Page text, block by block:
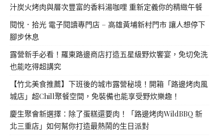
汁炭火烤肉與層次豐富的香料湯咖哩 重新定義你的精緻午餐
閱悅．拾光 電子閱讀專門店 – 高雄黃埔新村門市 讓人想停下
腳步休息
露營新手必看！羅東路邊商店打造五星級野炊饗宴，免切免洗
也能吃得超講究
【竹北美食推薦】下班後的城市露營秘境！開箱「路邊烤肉風
城店」超Chill聚餐空間，免裝備也能享受野炊樂趣！
慶生聚會新選擇：除了蛋糕還要肉！「路邊烤肉WildBBQ 新
北三重店」如何幫你打造最熱鬧的生日派對